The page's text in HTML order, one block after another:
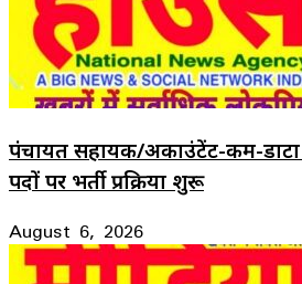
पंचायत सहायक/अकाउंटेंट-कम-डाटा
पदों पर भर्ती प्रक्रिया शुरू
August 6, 2026